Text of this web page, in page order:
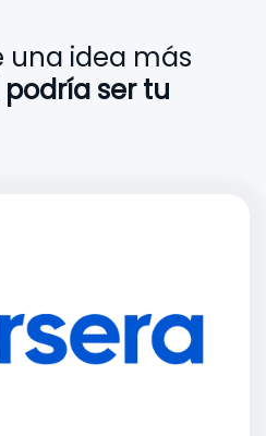
una idea más
ser tu